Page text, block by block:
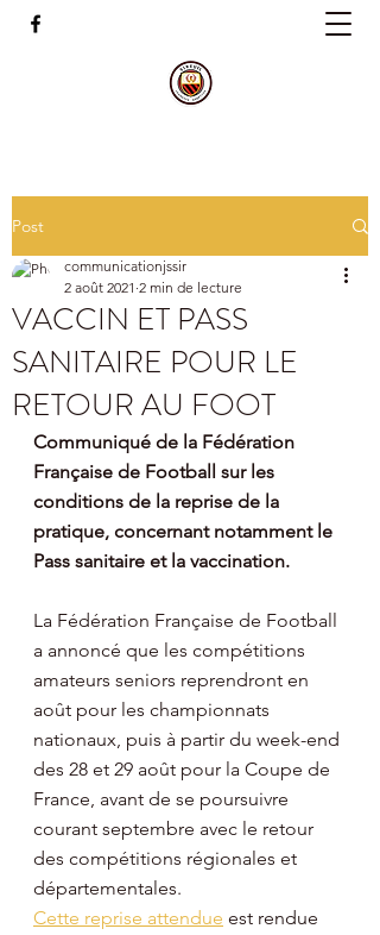
Post
VACCIN ET PASS
SANITAIRE POUR LE
RETOUR AU FOOT
communicationjssir
2 août 2021 2 min de lecture
Communiqué de la Fédération
Française de Football sur les
conditions de la reprise de la
pratique, concernant notamment le
Pass sanitaire et la vaccination.
La Fédération Française de Football
a annoncé que les compétitions
amateurs seniors reprendront en
août pour les championnats
nationaux, puis à partir du week-end
des 28 et 29 août pour la Coupe de
France, avant de se poursuivre
courant septembre avec le retour
des compétitions régionales et
départementales.
Cette reprise attendue est rendue